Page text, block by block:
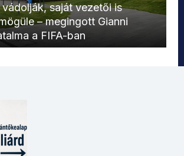
vádolják, saját vezetői is
– megingott Gianni
a FIFA-ban